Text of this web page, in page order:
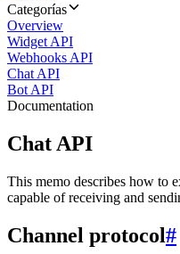
Categorías
Overview
Widget API
Webhooks API
Chat API
Bot API
Documentation
Chat API
This memo describes how to
capable of receiving and
Channel protocol#